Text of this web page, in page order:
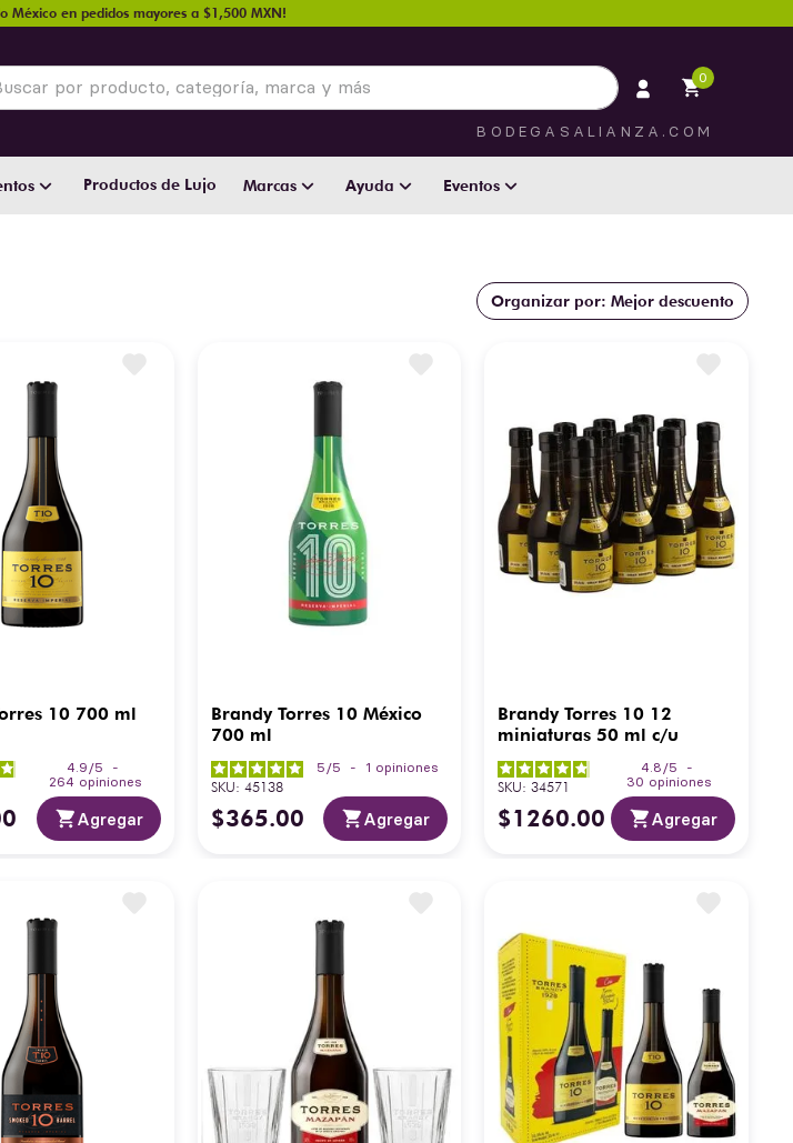
México en pedidos mayores a $1,500 MXN!
por producto, categoría, marca y más 0
BODEGASALIANZA.COM
Productos de Lujo Marcas Ayuda Eventos
Mejor descuento
10 700 ml
4.9 /5
-
264 opiniones
Agregar
Brandy Torres 10 México
700 ml
5 /5 - 1 opiniones
SKU: 45138
$365.00 Agregar
Brandy Torres 10 12
miniaturas 50 ml c/u
4.8 /5
-
30 opiniones
SKU:34571
$1260.00 Agregar